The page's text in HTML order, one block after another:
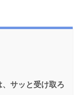
サッと受け取ろ